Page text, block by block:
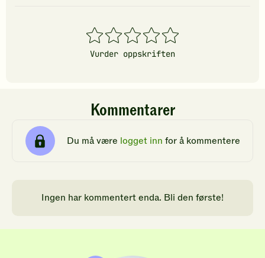
1
stjerner
2
stjerner
3
stjerner
4
stjerner
5
stjerner
Vurder oppskriften
Kommentarer
Du må være logget inn for å kommentere
Ingen har kommentert enda. Bli den første!